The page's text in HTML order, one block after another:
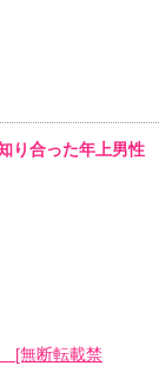
り合った年上男性
[無断転載禁